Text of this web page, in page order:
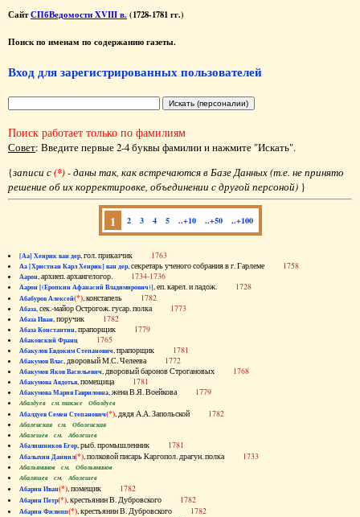
СайтСПбВедомости XVIII в. (1728-1781 гг.)
Поиск по именам по содержанию газеты.
Вход для зарегистрированных пользователей
Поиск работает только по фамилиям
Совет: Введите первые 2-4 буквы фамилии и нажмите "Искать".
{записи с(*)- даны так, как встречаются в Базе Данных (т.е. не принято
решение об их корректировке, объединении с другой персоной) }
1 2 3 4 5 ..+10 ..+50 ..+100
[Аа] Хенрик ван дер, гол. приказчик 1763
Аа [Христиан Карл Хенрик] ван дер, секретарь ученого собрания в г. Гарлеме 1758
Аарон, архиеп. архангелогор. 1734-1736
Аарон [(Еропкин Афанасий Владимирович)], еп. карел. и ладож. 1728
Абабуров Алексей(*), констапель 1782
Абаза, сек.-майор Острогож. гусар. полка 1773
Абаза Иван, поручик 1782
Абаза Константин, прапорщик 1779
Абаковский Франц 1765
Абакулов Евдоким Степанович, прапорщик 1781
Абакумов Влас, дворовый М.С. Челеева 1772
Абакумов Яков Васильевич, дворовый баронов Строгановых 1768
Абакумова Авдотья, помещица 1781
Абакумова Мария Гавриловна, жена В.Я. Воейкова 1779
Абалдуев см. также Оболдуев
Абалдуев Семен Степанович(*), дядя А.А. Запольской 1782
Абаленская см. Оболенская
Абалешев см. Аболешев
Абалишников Егор, рыб. промышленник 1781
Абалыхин Даниил(*), полковой писарь Каргопол. драгун. полка 1733
Абальянинов см. Обольянинов
Абаляшев см. Аболешев
Абарин Иван(*), помещик 1782
Абарин Петр(*), крестьянин В. Дубровского 1782
Абарин Филипп(*), крестьянин В. Дубровского 1782